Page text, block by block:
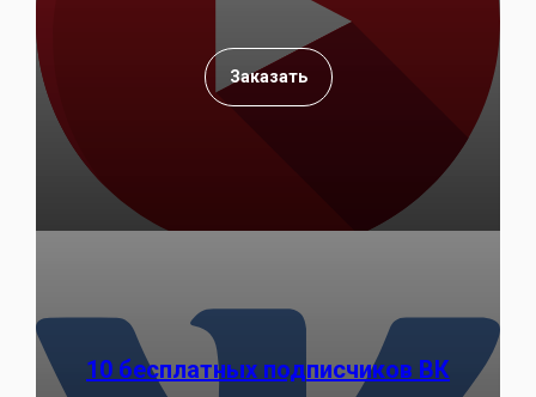
Заказать
10 бесплатных подписчиков ВК